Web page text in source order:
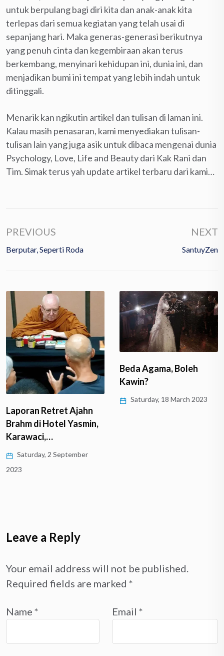
untuk berpulang bagi diri kita dan anak-anak kita
terlepas dari semua kegiatan yang telah usai di
sepanjang hari. Maka generas-generasi berikutnya
yang penuh cinta dan kegembiraan akan terus
berkembang, menyinari kehidupan ini, dunia ini, dan
menjadikan bumi ini tempat yang lebih indah untuk
ditinggali.
Menarik kan ngikutin artikel dan tulisan di laman ini.
Kalau masih penasaran, kami menyediakan tulisan-
tulisan lain yang juga asik untuk dibaca mengenai dunia
Psychology, Love, Life and Beauty dari Kak Rani dan
Tim. Simak terus yah update artikel terbaru dari kami…
PREVIOUS
Berputar, Seperti Roda
NEXT
SantuyZen
Retret Ajahn
di Hotel Yasmin,
Saturday, 2 September
Beda Agama, Boleh
Kawin?
Saturday, 18 March 2023
Leave a Reply
Your email address will not be published.
Required fields are marked *
Name * Email *